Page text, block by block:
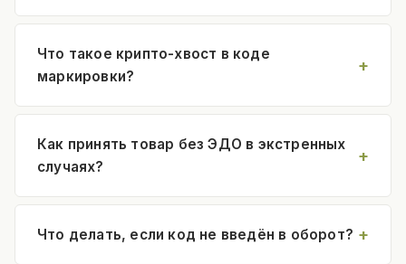
Что такое крипто-хвост в коде
маркировки?
Как принять товар без ЭДО в экстренных
случаях?
Что делать, если код не введён в оборот?